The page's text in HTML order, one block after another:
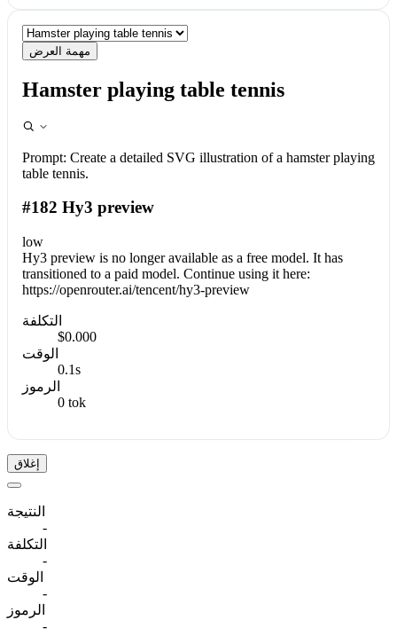
مهمة العرض
Hamster playing table tennis
Prompt: Create a detailed SVG illustration of a hamster playing
table tennis.
#182 Hy3 preview
low
Hy3 preview is no longer available as a free model. It has
transitioned to a paid model. Continue using it here:
https://openrouter.ai/tencent/hy3-preview
التكلفة
$0.000
الوقت
0.1s
الرموز
0 tok
إغلاق
النتيجة
-
التكلفة
-
الوقت
-
الرموز
-